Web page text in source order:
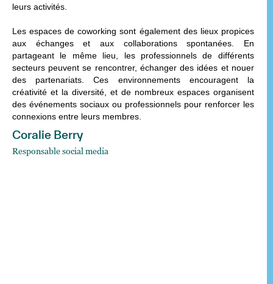
leurs activités.
Les espaces de coworking sont également des lieux propices
aux échanges et aux collaborations spontanées. En
partageant le même lieu, les professionnels de différents
secteurs peuvent se rencontrer, échanger des idées et nouer
des partenariats. Ces environnements encouragent la
créativité et la diversité, et de nombreux espaces organisent
des événements sociaux ou professionnels pour renforcer les
connexions entre leurs membres.
Coralie Berry
Responsable social media